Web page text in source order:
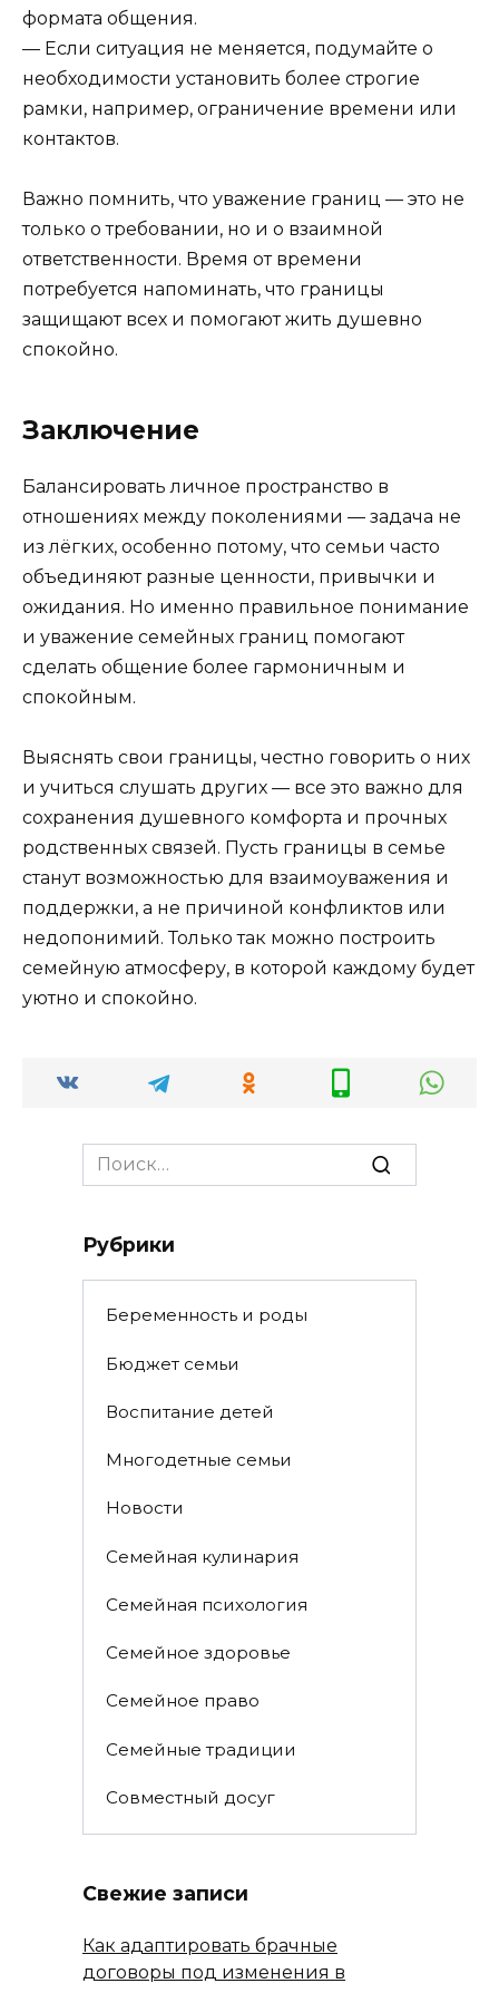
формата общения.
— Если ситуация не меняется, подумайте о
необходимости установить более строгие
рамки, например, ограничение времени или
контактов.
Важно помнить, что уважение границ — это не
только о требовании, но и о взаимной
ответственности. Время от времени
потребуется напоминать, что границы
защищают всех и помогают жить душевно
спокойно.
Заключение
Балансировать личное пространство в
отношениях между поколениями — задача не
из лёгких, особенно потому, что семьи часто
объединяют разные ценности, привычки и
ожидания. Но именно правильное понимание
и уважение семейных границ помогают
сделать общение более гармоничным и
спокойным.
Выяснять свои границы, честно говорить о них
и учиться слушать других — все это важно для
сохранения душевного комфорта и прочных
родственных связей. Пусть границы в семье
станут возможностью для взаимоуважения и
поддержки, а не причиной конфликтов или
недопонимий. Только так можно построить
семейную атмосферу, в которой каждому будет
уютно и спокойно.
Search
for:
Рубрики
Беременность и роды
Бюджет семьи
Воспитание детей
Многодетные семьи
Новости
Семейная кулинария
Семейная психология
Семейное здоровье
Семейное право
Семейные традиции
Совместный досуг
Свежие записи
Как адаптировать брачные
договоры под изменения в